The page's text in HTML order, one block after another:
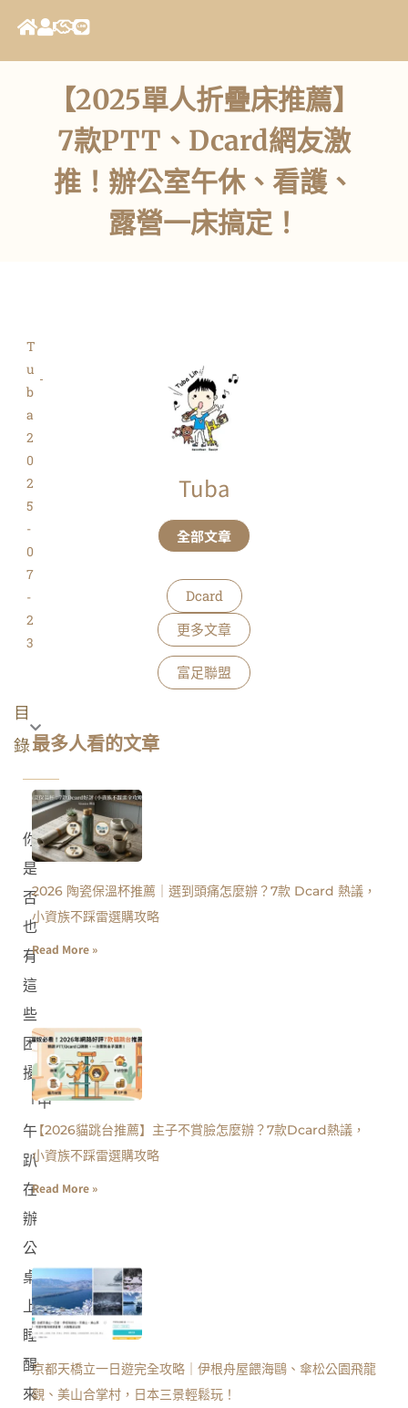
【2025單人折疊床推薦】
7款PTT、Dcard網友激
推！辦公室午休、看護、
露營一床搞定！
T
u
b
a
2
0
2
5
-
0
7
-
2
3
目
錄
你
是
否
也
有
這
些
困
擾？
「中
午
趴
在
辦
公
桌
上
睡，
醒
來
Tuba
全部文章
Dcard
更多文章
富足聯盟
最多人看的文章
2026 陶瓷保溫杯推薦｜選到頭痛怎麼辦？7款 Dcard 熱議，
小資族不踩雷選購攻略
Read More »
【2026貓跳台推薦】主子不賞臉怎麼辦？7款Dcard熱議，
小資族不踩雷選購攻略
Read More »
京都天橋立一日遊完全攻略｜伊根舟屋餵海鷗、傘松公園飛龍
觀、美山合掌村，日本三景輕鬆玩！